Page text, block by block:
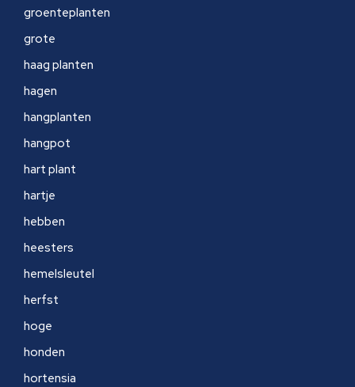
groenteplanten
grote
haag planten
hagen
hangplanten
hangpot
hart plant
hartje
hebben
heesters
hemelsleutel
herfst
hoge
honden
hortensia